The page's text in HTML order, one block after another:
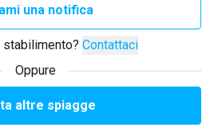
una notifica
Contattaci
Oppure
altre spiagge